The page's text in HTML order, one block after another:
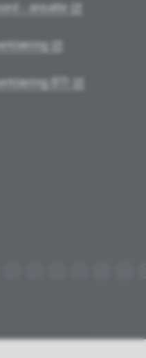
- ansatte
BTI